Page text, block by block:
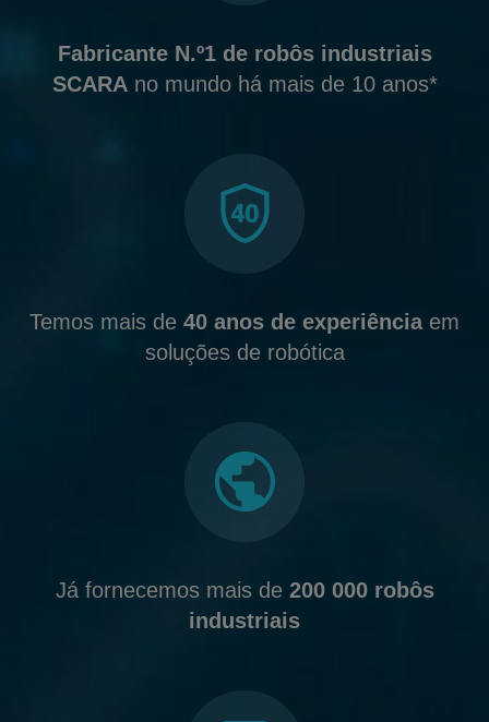
Fabricante N.º1 de robôs industriais
SCARAno mundo há mais de 10 anos*
Temos mais de 40 anos de experiênciaem
soluções de robótica
Já fornecemos mais de 200 000 robôs
industriais